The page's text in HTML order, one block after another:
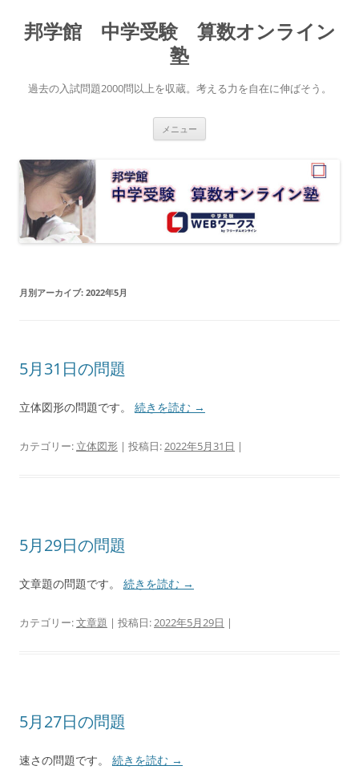
テ
ン
キ
ッ
邦学館 中学受験 算数オンライン
塾
過去の入試問題2000問以上を収蔵。考える力を自在に伸ばそう。
メニュー
月別アーカイブ: 2022年5月
5月31日の問題
立体図形の問題です。 続きを読む →
カテゴリー: 立体図形 | 投稿日:2022年5月31日 |
5月29日の問題
文章題の問題です。 続きを読む →
カテゴリー:文章題 | 投稿日:2022年5月29日 |
5月27日の問題
速さの問題です。 続きを読む →